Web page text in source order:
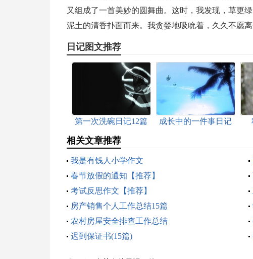
又组成了一首美妙的圆舞曲。这时，我发现，草更
泥土的清香扑面而来。我贪婪地吸吮着，久久不愿
日记图文推荐
第一次洗碗日记12篇 成长中的一件事日记
相关文章推荐
我是有钱人小学作文
春节放假的通知【推荐】
考试反思作文【推荐】
房产销售个人工作总结15篇
农村房屋安全排查工作总结
迟到保证书(15篇)